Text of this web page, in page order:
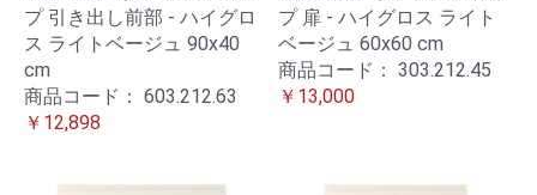
プ 引き出し前部 - ハイグロ
ス ライトベージュ 90x40
cm
商品コード： 603.212.63
￥12,898
プ 扉 - ハイグロス ライト
ベージュ 60x60 cm
商品コード： 303.212.45
￥13,000